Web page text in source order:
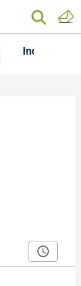
Inchieste